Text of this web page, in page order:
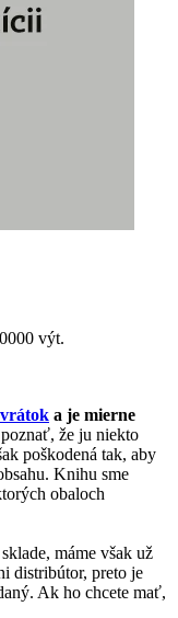
výt.
a je mierne
že ju niekto
poškodená tak, aby
Knihu sme
obaloch
máme však už
distribútor, preto je
Ak ho chcete mať,